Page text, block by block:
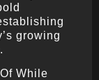
growing
While